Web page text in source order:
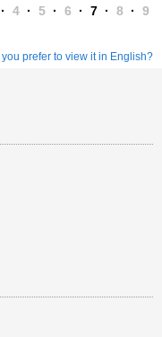
· 4 · 5 · 6 · 7 · 8 · 9
prefer to view it in English?